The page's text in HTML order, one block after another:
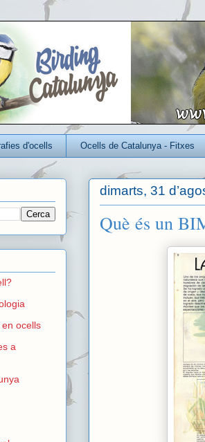
d'ocells Ocells de Catalunya - Fitxes
dimarts, 31
Què és un
ocells
a